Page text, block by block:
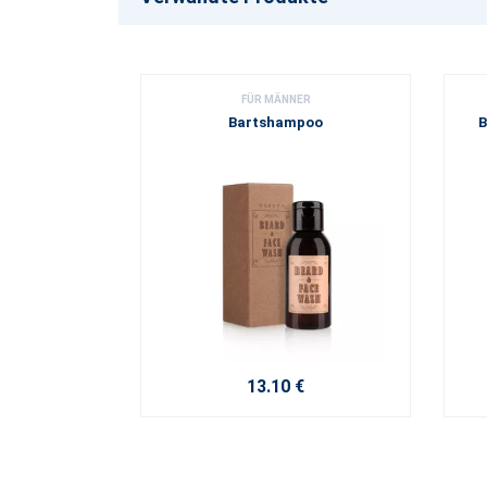
FÜR MÄNNER
Bartshampoo
13.10 €